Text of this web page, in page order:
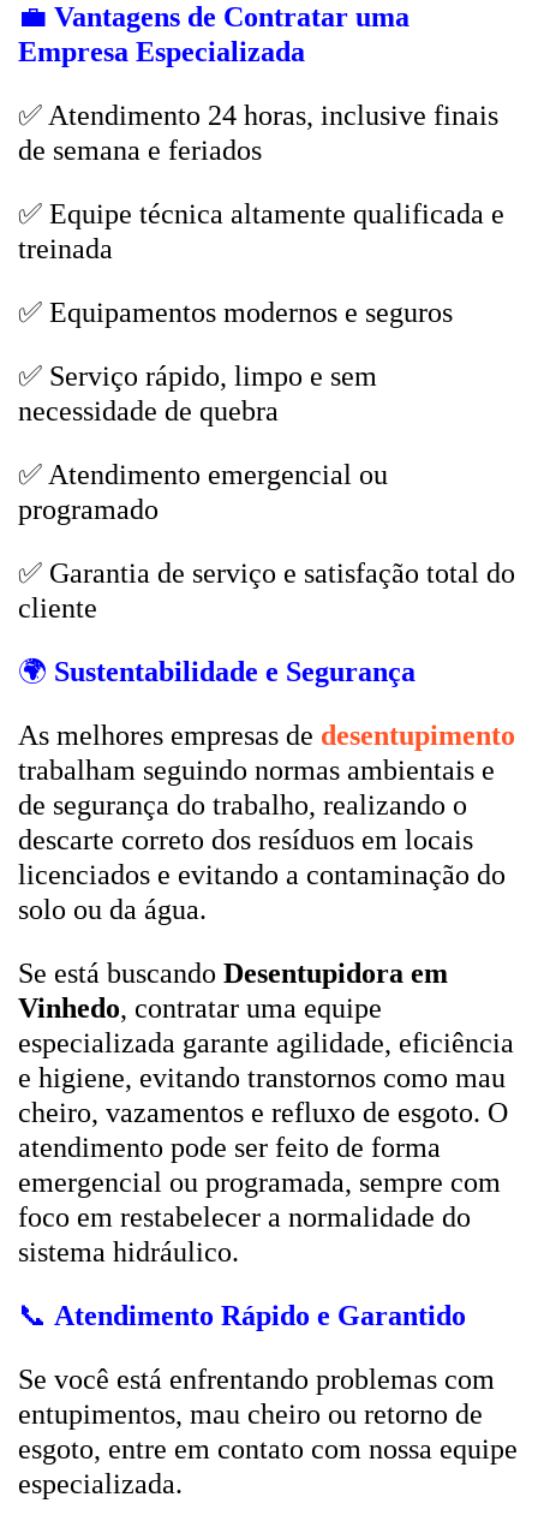
💼 Vantagens de Contratar uma
Empresa Especializada
✅ Atendimento 24 horas, inclusive finais
de semana e feriados
✅ Equipe técnica altamente qualificada e
treinada
✅ Equipamentos modernos e seguros
✅ Serviço rápido, limpo e sem
necessidade de quebra
✅ Atendimento emergencial ou
programado
✅ Garantia de serviço e satisfação total do
cliente
🌍 Sustentabilidade e Segurança
As melhores empresas de desentupimento
trabalham seguindo normas ambientais e
de segurança do trabalho, realizando o
descarte correto dos resíduos em locais
licenciados e evitando a contaminação do
solo ou da água.
Se está buscando Desentupidora em
Vinhedo, contratar uma equipe
especializada garante agilidade, eficiência
e higiene, evitando transtornos como mau
cheiro, vazamentos e refluxo de esgoto. O
atendimento pode ser feito de forma
emergencial ou programada, sempre com
foco em restabelecer a normalidade do
sistema hidráulico.
📞 Atendimento Rápido e Garantido
Se você está enfrentando problemas com
entupimentos, mau cheiro ou retorno de
esgoto, entre em contato com nossa equipe
especializada.